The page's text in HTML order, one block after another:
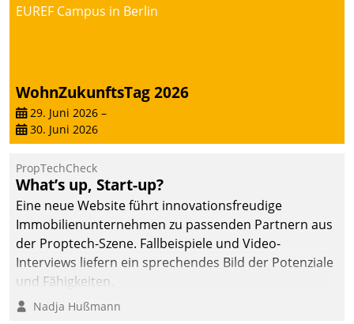
Entscheidungen.
EUREF Campus in Berlin
WohnZukunftsTag 2026
29. Juni 2026 –
30. Juni 2026
PropTechCheck
What’s up, Start-up?
Eine neue Website führt innovationsfreudige
Immobilienunternehmen zu passenden Partnern aus
der Proptech-Szene. Fallbeispiele und Video-
Interviews liefern ein sprechendes Bild der Potenziale
und Fähigkeiten.
Nadja Hußmann